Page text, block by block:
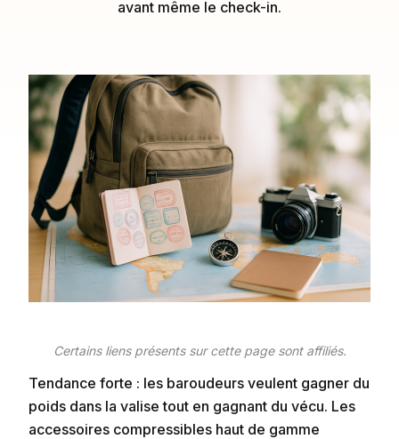
avant même le check-in.
Certains liens présents sur cette page sont affiliés.
Tendance forte : les baroudeurs veulent gagner du
poids dans la valise tout en gagnant du vécu. Les
accessoires compressibles haut de gamme